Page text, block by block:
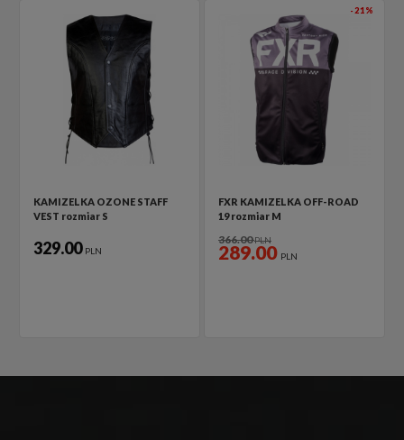
KAMIZELKA OZONE STAFF
VEST rozmiar S
329.00 PLN
-21%
FXR KAMIZELKA OFF-ROAD
19 rozmiar M
366.00PLN
289.00 PLN